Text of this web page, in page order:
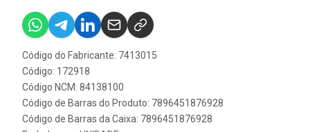
Código do Fabricante: 7413015
Código: 172918
Código NCM: 84138100
Código de Barras do Produto: 7896451876928
Código de Barras da Caixa: 7896451876928